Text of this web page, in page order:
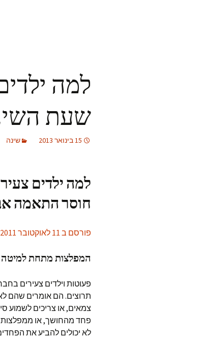
למה
שעת
15 בינואר 2013 שינה
למה ילדים
חוסר התאמה
פורסם ב 11 לאוקטובר 2011 ע"י פיטר גריי ב"החופש ללמוד"
המפלצות מתחת למיטה
פעוטות וילדים צעירים
תרוצים. הם אומרים שהם
צמאים, או צריכים לשמוע
פחד מהחושך, או ממפלצות
לא יכולים להביע את